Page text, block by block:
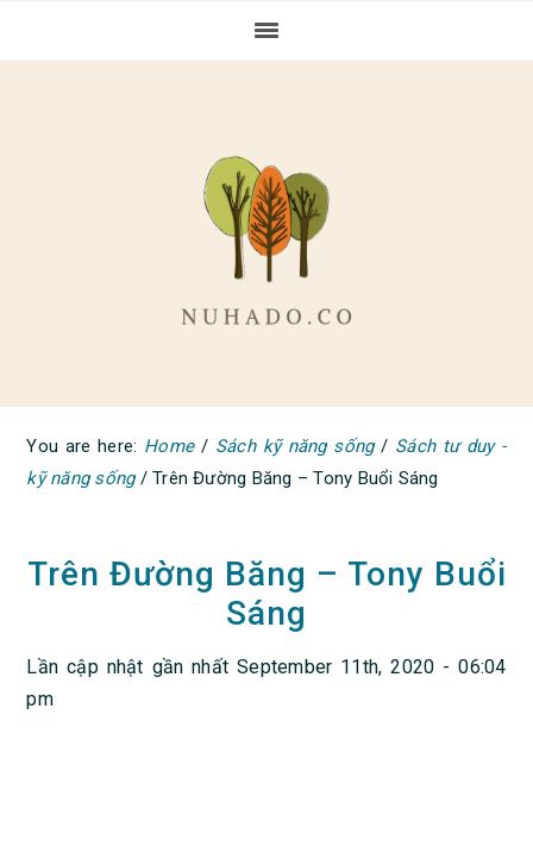
You are here: Home / Sách kỹ năng sống / Sách tư duy -
kỹ năng sống /Trên Đường Băng – Tony Buổi Sáng
Trên Đường Băng – Tony Buổi
Sáng
Lần cập nhật gần nhất September 11th, 2020 - 06:04
pm